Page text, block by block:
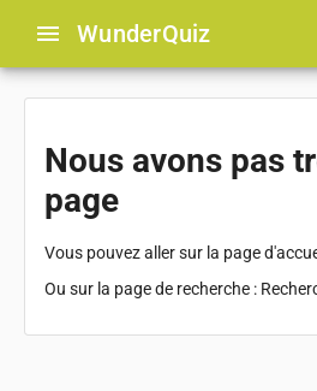
menu WunderQuiz
Nous avons pas
page
Vous pouvez aller sur la page
Ou sur la page de recherche :